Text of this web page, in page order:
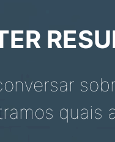
quais